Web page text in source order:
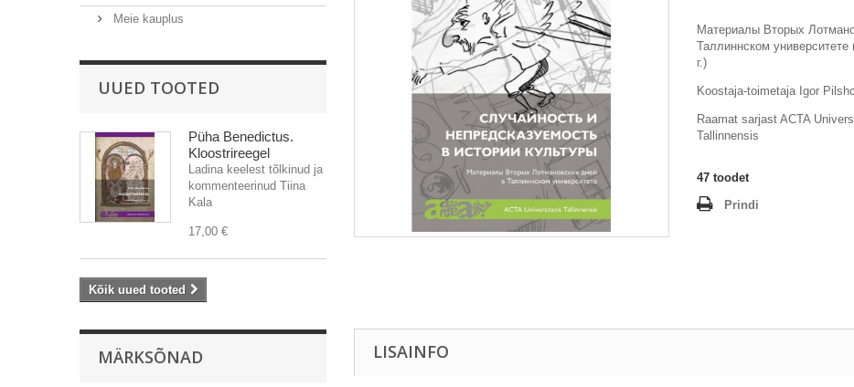
Meie kauplus
UUED TOOTED
Püha Benedictus.
Kloostrireegel
Ladina keelest tõlkinud ja
kommenteerinud Tiina
Kala
17,00 €
Kõik uued tooted
MÄRKSÕNAD
Материалы Вторых
Таллиннском
г.)
Koostaja-toimetaja Igor
Raamat sarjast ACTA
Tallinnensis
47 toodet
Prindi
LISAINFO